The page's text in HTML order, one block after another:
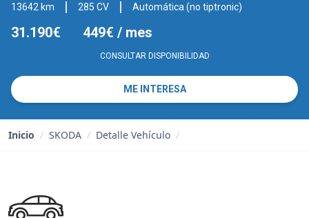
13642 km
285 CV Automática (no tiptronic)
31.190€ 449€ / mes
CONSULTAR DISPONIBILIDAD
ME INTERESA
Inicio / SKODA / Detalle Vehículo /